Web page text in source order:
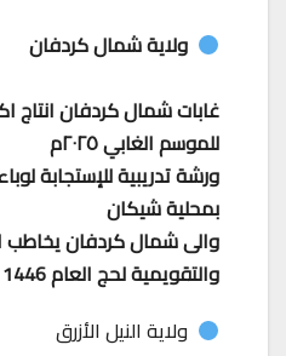
ولاية شمال كردفان
للموسم الغابي ٢٠٢٥م
ورشة تدريبية للإستجابة
بمحلية شيكان
والى شمال كردفان يخاطب
والتقويمية لحج العام 1446 هـ
ولاية النيل الأزرق